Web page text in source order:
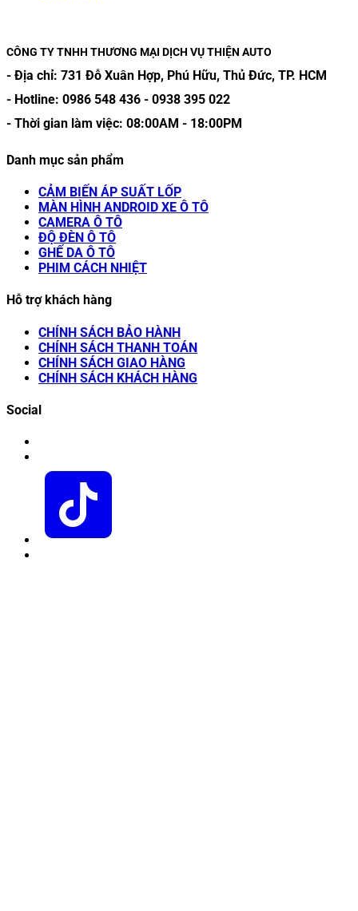
CÔNG TY TNHH THƯƠNG MẠI DỊCH VỤ THIỆN AUTO
- Địa chỉ: 731 Đỗ Xuân Hợp, Phú Hữu, Thủ Đức, TP. HCM
- Hotline: 0986 548 436 - 0938 395 022
- Thời gian làm việc: 08:00AM - 18:00PM
Danh mục sản phẩm
CẢM BIẾN ÁP SUẤT LỐP
MÀN HÌNH ANDROID XE Ô TÔ
CAMERA Ô TÔ
ĐỘ ĐÈN Ô TÔ
GHẾ DA Ô TÔ
PHIM CÁCH NHIỆT
Hỗ trợ khách hàng
CHÍNH SÁCH BẢO HÀNH
CHÍNH SÁCH THANH TOÁN
CHÍNH SÁCH GIAO HÀNG
CHÍNH SÁCH KHÁCH HÀNG
Social